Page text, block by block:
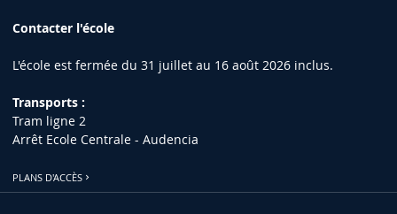
Contacter l'école
L'école est fermée du 31 juillet au 16 août 2026 inclus.
Transports :
Tram ligne 2
Arrêt Ecole Centrale - Audencia
PLANS D'ACCÈS